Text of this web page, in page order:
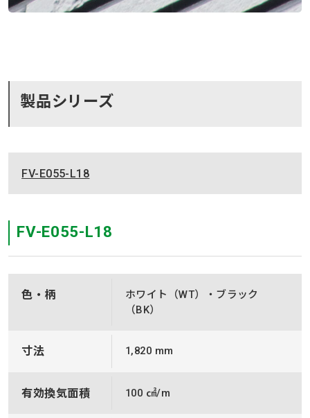
製品シリーズ
FV-E055-L18
FV-E055-L18
色・柄
ホワイト（WT）・ブラック
（BK）
寸法 1,820 mm
有効換気面積 100 ㎠/m